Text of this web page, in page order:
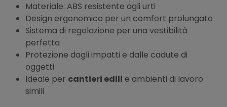
Materiale: ABS resistente agli urti
Design ergonomico per un comfort prolungato
Sistema di regolazione per una vestibilità
perfetta
Protezione dagli impatti e dalle cadute di
oggetti
Ideale per cantieri edili e ambienti di lavoro
simili